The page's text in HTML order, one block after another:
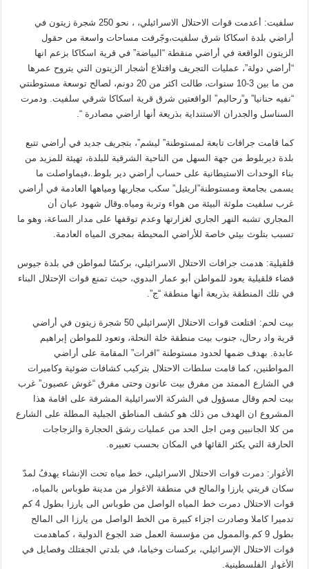
سلفيت: أعدمت قوات الاحتلال الاسرائيلي، ، نحو 250 شجرة زيتون في
أراضي بلدة اسكاكا شرق سلفيت،وجًرفت مساحات واسعة من حقول
الزيتون الواقعة في أراضي منقطة “البياضة” في قرية اسكاكا بزعم انها
“أراضي دولة”، عمليات التجريف واقتلاع أشجار الزيتون التي يتروح عمرها
من ما بين 3-10 سنوات، طالت اكثر من 20 دونم، لصالح توسعة مستوطنتي
“نفيه حنانيا” و”رحاليم” الواقعتين شرق قرية اسكاكا شرقي سلفيت. ودمرت
السناسل والجدران الاستنداية بذريعة أنها اراضي مصادرة “.
كما قامت جرافات تابعة لمستوطنة” ليشم”، بتجريف جديد في أراضي تتبع
بلدة ديربلوط من جهة السهل من الناحية الشرقية للبلدة، تهيئة للمزيد من
بناء الوحدات الاستيطانية على حساب أراضي دير بلوط.،فيماواصلت ما
يسمى بجامعة ومستوطنة”اريئيل” سكب مجاريها ومياهها العادمة في أراضي
غرب سلفيت ملوثة البيئة من هواء وتربة ومياه.وقال شهود عيان أن
المجاري تشبه النهر الجاري لغزارتها وعدم توقفها على مدار الساعة، وهو ما
تسبب بتلوث بيئي خاصة للأراضي المحيطة بمجرى المياه العادمة.
قلقيلية: هدمت جرافات الاحتلال الاسرائيلي، بركسًا لمواطن في بلدة جيوس
قضاء قلقيلية يعود للمواطن أبو عمار البدوي، حيث تمنع قوات الإحتلال البناء
في تلك المنطقة بذريعة أنها منطقة “ج”.
بيت لحم: اقتلعت قوات الاحتلال الإسرائيلي 50 شجرة زيتون في أراضي
قرية واد رحال، جنوب بيت منطقة خلة النحلة، وتعود للمواطن إبراهيم
عابدة. بهدف ضمها لحدود مستوطنة “افرات” المقامة على أراضي
المواطنين، كما قامت سلطات الاحتلال بتركيب كشافات ضوئية وكاميرات
في الشارع الممتد من مفرق بيت عانون وحتى مفرق “غوش عصيون” غرب
بيت لحم وقال مسؤول في الشركة الاسرائيلية المشرفة على اقامة هذا
المشروع ان الهدف من ذلك هو كشف المناطق الجبلية المطلة على الشارع
من كلا الجانبين ومن اجل الحد من عمليات رشق الحجارة والزجاجات
الحارقة التي يكثر القائها في المكان بحسب تعبيره.
الأغوار: دمرت قوات الاحتلال الاسرائيلي، خط مياه تحت الإنشاء يهدفُ لمدّ
سكان قريتي يارزا والمالح في منطقة الاغوار من مدينة طوباس بالمياه،
قوات الاحتلال دمرت خط المياه الواصل من طوباس الى يارزا بطول 4 كم
تدميرا كاملا وصادرت اجزاء كبيرة من الخط الواصل من يارزا الى المالح
بطول 9 كم.والممول من مؤسسة العمل ضد الجوع الدولية ، كماهدمت
قوات الاحتلال الإسرائيلي، بركسات وخياما، في بلدتي الجفتلك وفصايل في
الأغوار الفلسطينية.